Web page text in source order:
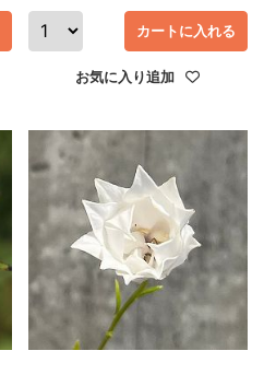
カートに入れる
お気に入り追加